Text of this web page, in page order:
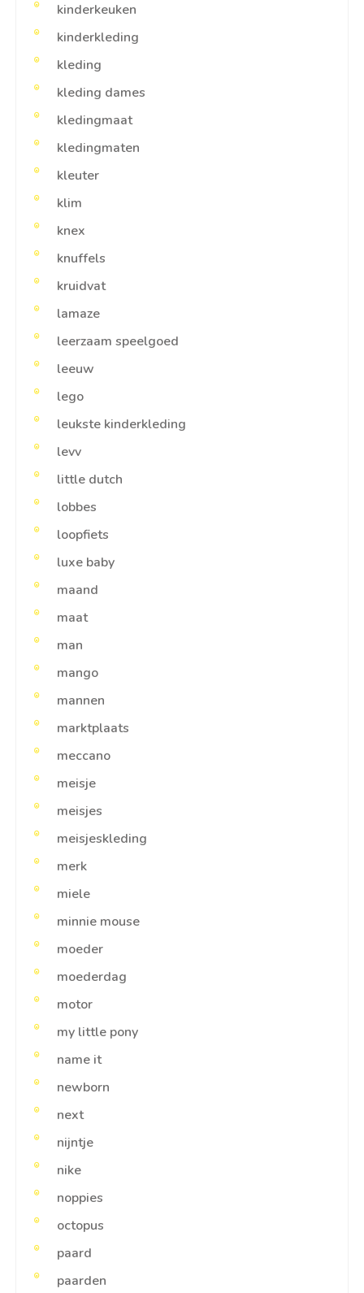
kinderkeuken
kinderkleding
kleding
kleding dames
kledingmaat
kledingmaten
kleuter
klim
knex
knuffels
kruidvat
lamaze
leerzaam speelgoed
leeuw
lego
leukste kinderkleding
levv
little dutch
lobbes
loopfiets
luxe baby
maand
maat
man
mango
mannen
marktplaats
meccano
meisje
meisjes
meisjeskleding
merk
miele
minnie mouse
moeder
moederdag
motor
my little pony
name it
newborn
next
nijntje
nike
noppies
octopus
paard
paarden